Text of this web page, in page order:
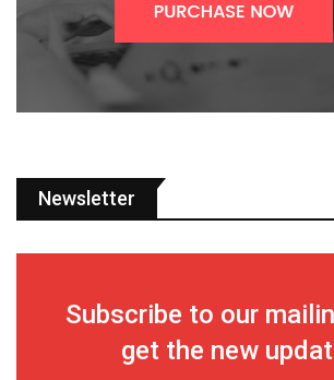
Newsletter
Subscribe to our
get the new